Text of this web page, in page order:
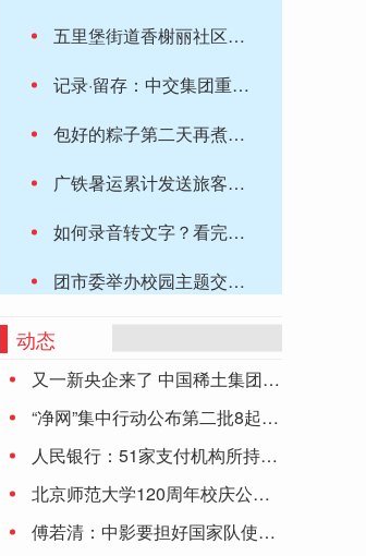
五里堡街道香榭丽社区：人才政策进社区，服务居民零距离
记录·留存：中交集团重庆忠县新生港项目
包好的粽子第二天再煮可以吗 包好的粽子可以第二天再煮吗
广铁暑运累计发送旅客破亿人次 客流持续高位运行，恢复到2019年的113.1%
如何录音转文字？看完这篇文章就知道啦
团市委举办校园主题交友联谊活动
【机构调研记录】国寿安保基金调研松井股份、普联软件等3只个股（附名单）
今年全国早稻 总产量增长0.8%
巴菲特押注的建筑商股传利好！美国7月新屋销售意外创一年多新高
良品铺子打造全国最大门店，零食行业迎来渠道之变
动态
又一新央企来了 中国稀土集团正式成立
“净网”集中行动公布第二批8起典型案件
人民银行：51家支付机构所持《支付业务许可证》到期 6家中止审查
北京师范大学120周年校庆公告（第二号）
傅若清：中影要担好国家队使命 让观众更有走进影院的理由